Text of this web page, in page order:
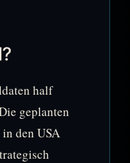
half
geplanten
den USA